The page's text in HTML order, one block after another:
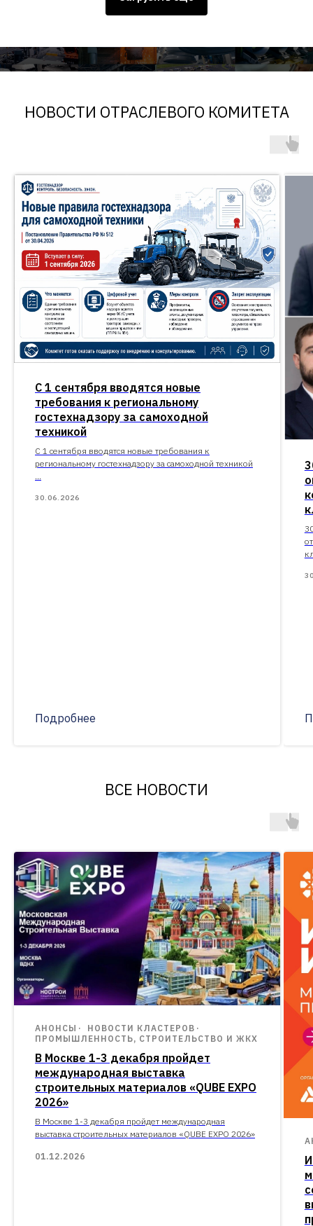
НОВОСТИ ОТРАСЛЕВОГО КОМИТЕТА
С 1 сентября вводятся новые
требования к региональному
гостехнадзору за самоходной
техникой
С 1 сентября вводятся новые требования к
региональному гостехнадзору за самоходной техникой
...
30.06.2026
Подробнее
ВСЕ НОВОСТИ
АНОНСЫ
НОВОСТИ КЛАСТЕРОВ
ПРОМЫШЛЕННОСТЬ, СТРОИТЕЛЬСТВО И ЖКХ
В Москве 1-3 декабря пройдет
международная выставка
строительных материалов «QUBE EXPO
2026»
В Москве 1-3 декабря пройдет международная
выставка строительных материалов «QUBE EXPO 2026»
01.12.2026